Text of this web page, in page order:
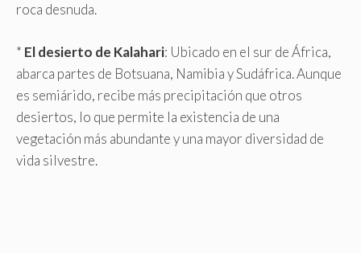
roca desnuda.
* El desierto de Kalahari: Ubicado en el sur de África,
abarca partes de Botsuana, Namibia y Sudáfrica. Aunque
es semiárido, recibe más precipitación que otros
desiertos, lo que permite la existencia de una
vegetación más abundante y una mayor diversidad de
vida silvestre.